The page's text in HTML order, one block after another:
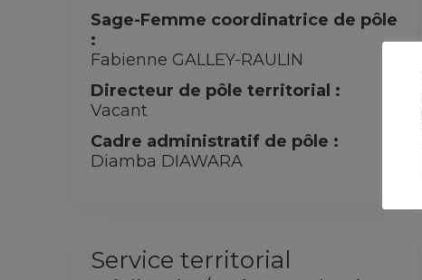
Sage-Femme coordinatrice de pôle
:
Fabienne GALLEY-RAULIN
Directeur de pôle territorial :
Vacant
Cadre administratif de pôle :
Diamba DIAWARA
Service territorial